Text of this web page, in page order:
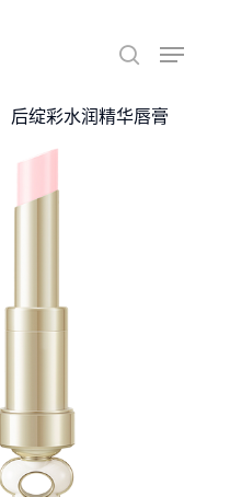
后绽彩水润精华唇膏